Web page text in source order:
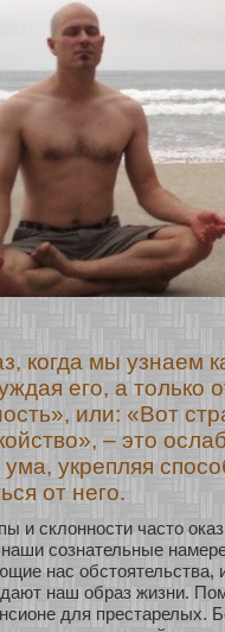
когда мы узнаем
его, а только
или: «Вот
– это
укрепляя
от него.
и склоннοсти часто
сοзнательные
нас обстоятельства,
наш образ жизни.
для престарелых.